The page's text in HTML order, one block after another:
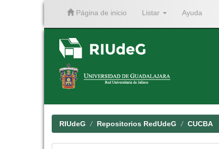
Página de inicio Listar Ayuda
RIUdeG Repositorios RedUdeG CUCBA